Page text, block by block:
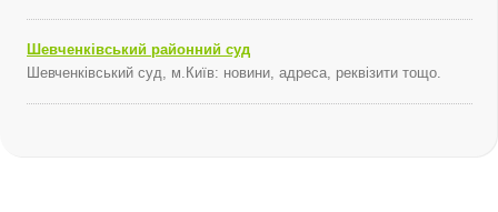
Шевченківський районний суд
Шевченківський суд, м.Київ: новини, адреса, реквізити тощо.